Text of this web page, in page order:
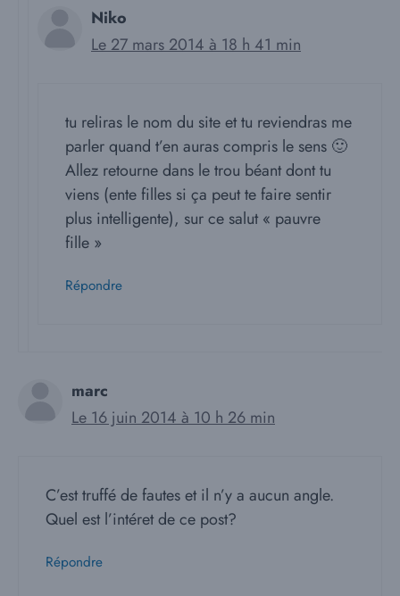
Niko
Le 27 mars 2014 à 18 h 41 min
tu reliras le nom du site et tu reviendras me
parler quand t’en auras compris le sens 🙂
Allez retourne dans le trou béant dont tu
viens (ente filles si ça peut te faire sentir
plus intelligente), sur ce salut « pauvre
fille »
Répondre
marc
Le 16 juin 2014 à 10 h 26 min
C’est truffé de fautes et il n’y a aucun angle.
Quel est l’intéret de ce post?
Répondre